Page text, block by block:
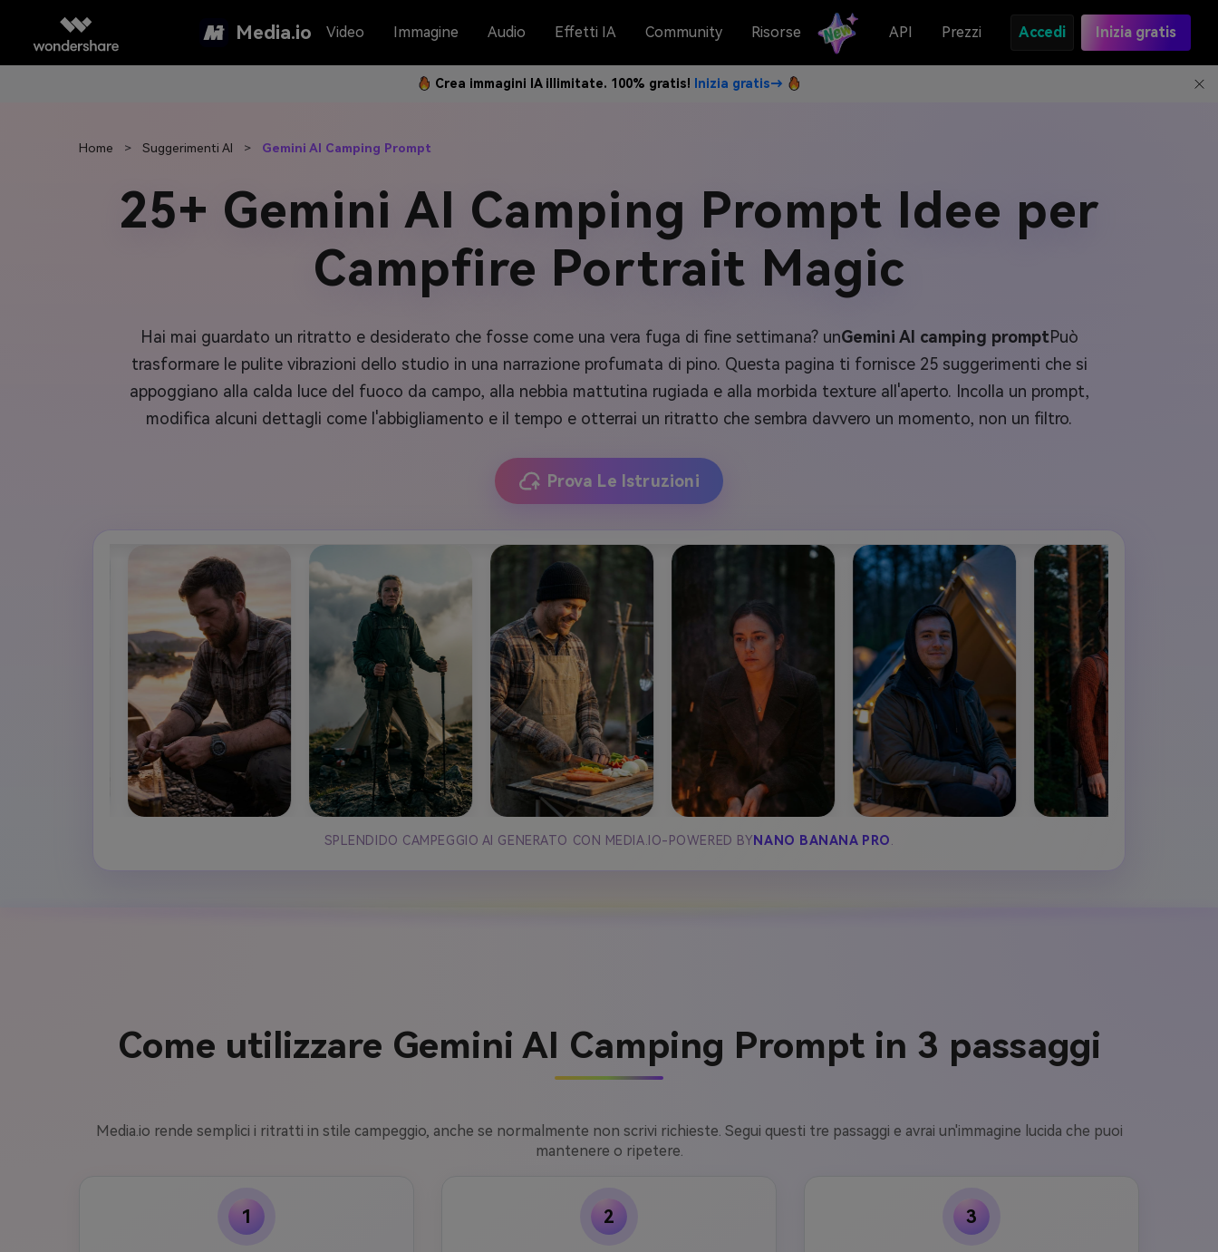
Media.io Video Immagine Audio Effetti IA Community Risorse API Prezzi Accedi Inizia gratis
Crea immagini IA illimitate. 100% gratis! Inizia gratis→
Home > Suggerimenti AI > Gemini AI Camping Prompt
25+ Gemini AI Camping Prompt Idee per
Campfire Portrait Magic
Hai mai guardato un ritratto e desiderato che fosse come una vera fuga di fine settimana? unGemini AI camping promptPuò
trasformare le pulite vibrazioni dello studio in una narrazione profumata di pino. Questa pagina ti fornisce 25 suggerimenti che si
appoggiano alla calda luce del fuoco da campo, alla nebbia mattutina rugiada e alla morbida texture all'aperto. Incolla un prompt,
modifica alcuni dettagli come l'abbigliamento e il tempo e otterrai un ritratto che sembra davvero un momento, non un filtro.
Prova Le Istruzioni
SPLENDIDO CAMPEGGIO AI GENERATO CON MEDIA.IO-POWERED BY NANO BANANA PRO
Come utilizzare Gemini AI Camping Prompt in 3 passaggi
Media.io rende semplici i ritratti in stile campeggio, anche se normalmente non scrivi richieste. Segui questi tre passaggi e avrai un'immagine lucida che puoi
mantenere o ripetere.
1 2 3